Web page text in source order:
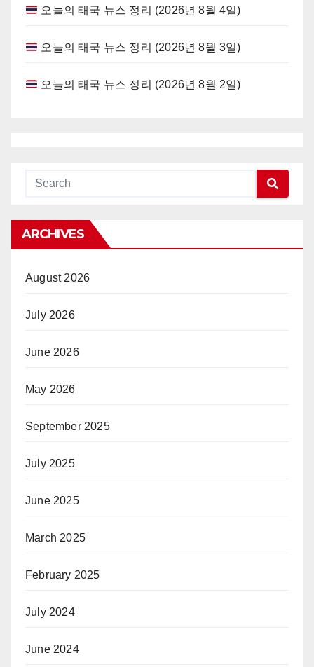
오늘의 태국 뉴스 정리 (2026년 8월 4일)
오늘의 태국 뉴스 정리 (2026년 8월 3일)
오늘의 태국 뉴스 정리 (2026년 8월 2일)
ARCHIVES
August 2026
July 2026
June 2026
May 2026
September 2025
July 2025
June 2025
March 2025
February 2025
July 2024
June 2024